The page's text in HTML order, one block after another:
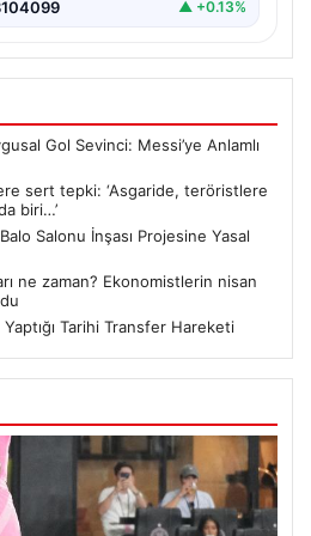
▲ +0.13%
Gol Sevinci: Messi’ye Anlamlı
sert tepki: ‘Asgaride, teröristlere
biri…’
Balo Salonu İnşası Projesine Yasal
ne zaman? Ekonomistlerin nisan
Yaptığı Tarihi Transfer Hareketi